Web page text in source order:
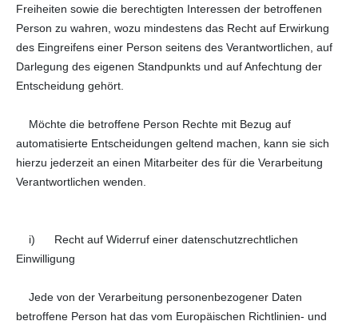
Freiheiten sowie die berechtigten Interessen der betroffenen
Person zu wahren, wozu mindestens das Recht auf Erwirkung
des Eingreifens einer Person seitens des Verantwortlichen, auf
Darlegung des eigenen Standpunkts und auf Anfechtung der
Entscheidung gehört.
Möchte die betroffene Person Rechte mit Bezug auf
automatisierte Entscheidungen geltend machen, kann sie sich
hierzu jederzeit an einen Mitarbeiter des für die Verarbeitung
Verantwortlichen wenden.
i) Recht auf Widerruf einer datenschutzrechtlichen
Einwilligung
Jede von der Verarbeitung personenbezogener Daten
betroffene Person hat das vom Europäischen Richtlinien- und